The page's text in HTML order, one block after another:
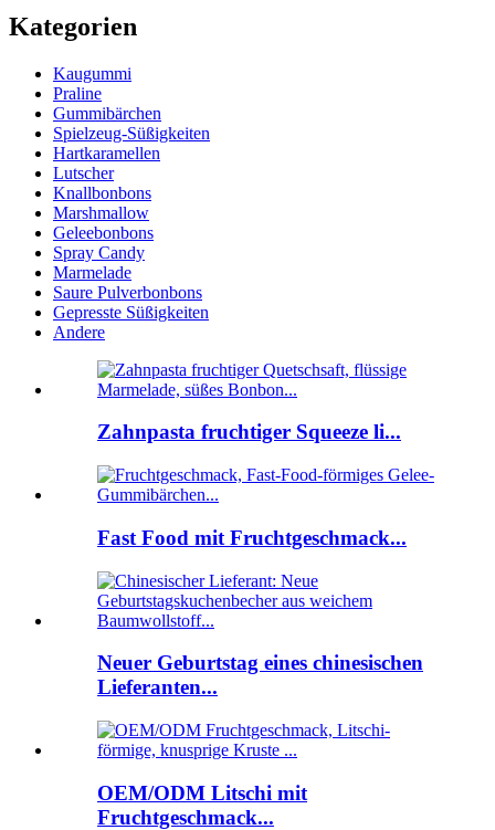
Kategorien
Kaugummi
Praline
Gummibärchen
Spielzeug-Süßigkeiten
Hartkaramellen
Lutscher
Knallbonbons
Marshmallow
Geleebonbons
Spray Candy
Marmelade
Saure Pulverbonbons
Gepresste Süßigkeiten
Andere
Zahnpasta fruchtiger Squeeze li...
Fast Food mit Fruchtgeschmack...
Neuer Geburtstag eines chinesischen
Lieferanten...
OEM/ODM Litschi mit
Fruchtgeschmack...